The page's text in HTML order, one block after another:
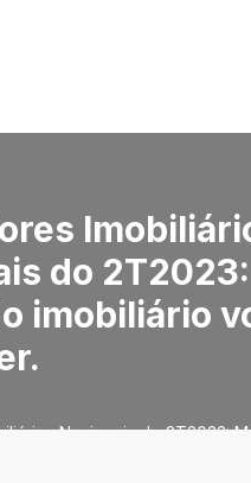
do 2T2023:
imobiliário
Nacionais do 2T2023: